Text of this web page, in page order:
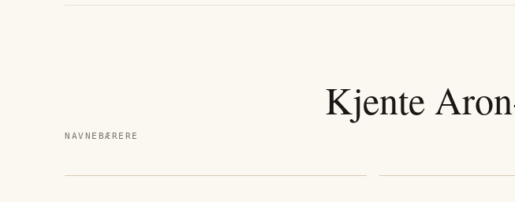
NAVNEBÆRERE
KjenteAron